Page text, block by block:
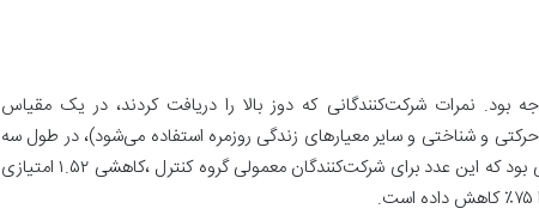
بود. نمرات شرکت‌کنندگانی که دوز بالا را دریافت کردند، در یک مقیاس
حرکتی و شناختی و سایر معیارهای زندگی روزمره استفاده می‌شود)، در طول سه
سال تنها ۰.۳۸ امتیاز کاهش یافت و این در حالی بود که این عدد برای شرکت‌کنندگان معمولی گروه کنترل ،کاهشی ۱.۵۲ امتیازی